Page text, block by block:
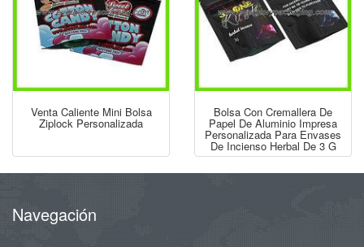
Venta Caliente Mini Bolsa
Ziplock Personalizada
Bolsa Con Cremallera De
Papel De Aluminio Impresa
Personalizada Para Envases
De Incienso Herbal De 3 G
Navegación